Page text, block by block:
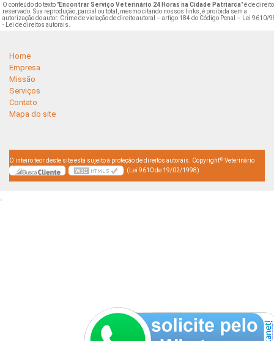
O conteúdo do texto "Encontrar Serviço Veterinário 24 Horas na Cidade Patriarca" é de direito
reservado. Sua reprodução, parcial ou total, mesmo citando nossos links, é proibida sem a
autorização do autor. Crime de violação de direito autoral – artigo 184 do Código Penal –
Lei 9610/
- Lei de direitos autorais
Home
Empresa
Missão
Serviços
Contato
Mapa do site
O inteiro teor deste site está sujeito à proteção de direitos autorais. Copyright© Veterinário
(Lei 9610 de 19/02/1998)